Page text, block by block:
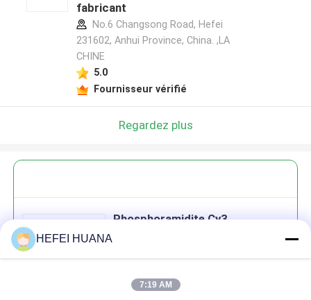
fabricant
No.6 Changsong Road, Hefei
231602, Anhui Province, China. ,LA
CHINE
5.0
Fournisseur vérifié
Regardez plus
Phosphoramidite Cy3
HEFEI HUANA
7:19 AM